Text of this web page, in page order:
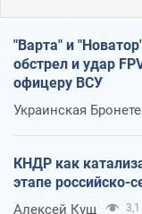
"Варта" и
обстрел и удар
офицеру ВСУ
Украинская
КНДР как
этапе российско-
Алексей Кущ 3,1